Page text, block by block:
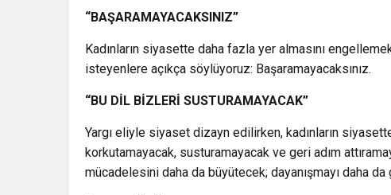
“BAŞARAMAYACAKSINIZ”
Kadınların siyasette daha fazla yer almasını
isteyenlere açıkça söylüyoruz: Başaramayacaksınız.
“BU DİL BİZLERİ SUSTURAMAYACAK”
Yargı eliyle siyaset dizayn edilirken, kadınların
korkutamayacak, susturamayacak ve geri adım
mücadelesini daha da büyütecek; dayanışmayı daha